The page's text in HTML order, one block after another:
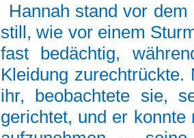
Hannah stand vor
still, wie vor einem
fast bedächtig,
Kleidung
ihr, beobachtete sie,
gerichtet, und er